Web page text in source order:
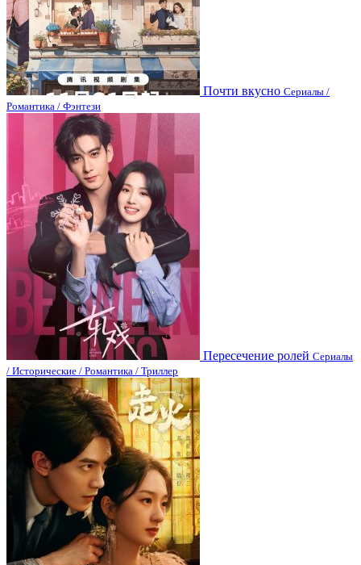
Почти вкусно Сериалы /
Романтика / Фэнтези
Пересечение ролей Сериалы
/ Исторические / Романтика / Триллер